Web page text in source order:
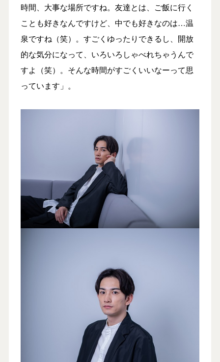
時間、大事な場所ですね。友達とは、ご飯に行く
ことも好きなんですけど、中でも好きなのは…温
泉ですね（笑）。すごくゆったりできるし、開放
的な気分になって、いろいろしゃべれちゃうんで
すよ（笑）。そんな時間がすごくいいなーって思
っています」。